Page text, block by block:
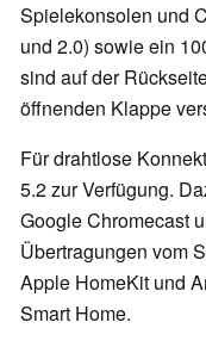
Spielekonsolen und
und 2.0) sowie ein
sind auf der
öffnenden Klappe
Für drahtlose
5.2 zur Verfügung.
Google Chromecast
Übertragungen vom
Apple HomeKit und
Smart Home.